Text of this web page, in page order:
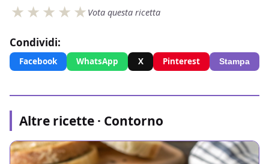
Vota questa ricetta
Condividi:
Facebook WhatsApp X Pinterest Stampa
Altre ricette · Contorno